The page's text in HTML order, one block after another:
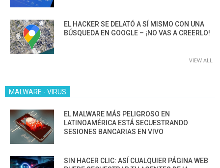
EL HACKER SE DELATÓ A SÍ MISMO CON UNA
BÚSQUEDA EN GOOGLE – ¡NO VAS A CREERLO!
VIEW ALL
MALWARE - VIRUS
EL MALWARE MÁS PELIGROSO EN
LATINOAMÉRICA ESTÁ SECUESTRANDO
SESIONES BANCARIAS EN VIVO
SIN HACER CLIC: ASÍ CUALQUIER PÁGINA WEB